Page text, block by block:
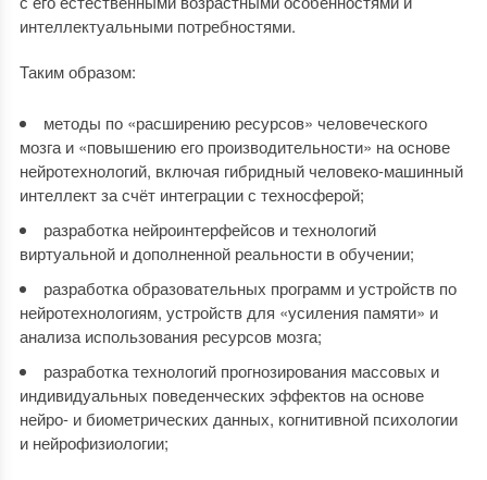
интеллектуальными потребностями.
Таким образом:
методы по «расширению ресурсов» человеческого
мозга и «повышению его производительности» на основе
нейротехнологий, включая гибридный человеко-машинный
интеллект за счёт интеграции с техносферой;
разработка нейроинтерфейсов и технологий
виртуальной и дополненной реальности в обучении;
разработка образовательных программ и устройств по
нейротехнологиям, устройств для «усиления памяти» и
анализа использования ресурсов мозга;
разработка технологий прогнозирования массовых и
индивидуальных поведенческих эффектов на основе
нейро- и биометрических данных, когнитивной психологии
и нейрофизиологии;